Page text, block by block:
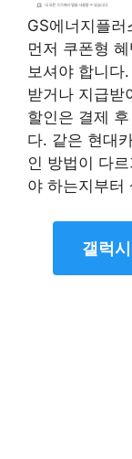
GS에너지플
먼저 쿠폰형
보셔야 합니다
받거나 지급받
할인은 결제
다. 같은 현대
인 방법이 다
야 하는지부터
갤럭